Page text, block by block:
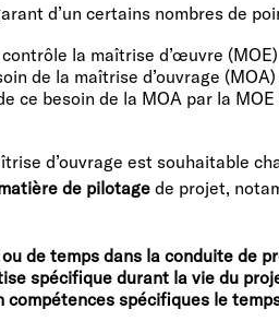
d’un certains nombres de
la maîtrise d’œuvre (MOE)
de la maîtrise d’ouvrage
ce besoin de la MOA par la
d’ouvrage est souhaitable
de pilotagede projet,
de temps dans la conduite de
spécifique durant la vie du
compétences spécifiques le